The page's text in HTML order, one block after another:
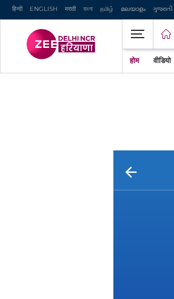
हिन्दी ENGLISH मराठी বাংলা தமிழ் മലയാളം ગુજરાતી
होम वीडियो